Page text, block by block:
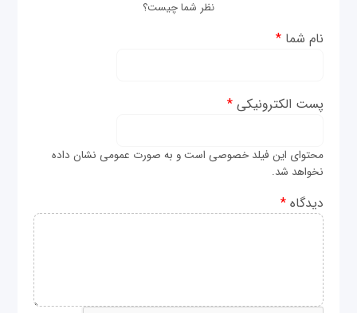
نظر شما چیست؟
نام شما*
پست الکترونیکی*
محتوای این فیلد خصوصی است و به صورت عمومی نشان داده
نخواهد شد.
دیدگاه*